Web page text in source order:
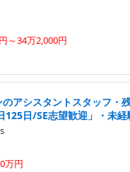
～34万2,000円
アシスタントスタッフ・
125日/SE志望歓迎」・未
万円